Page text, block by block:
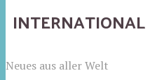
INTERNATIONAL
Neues aus aller Welt